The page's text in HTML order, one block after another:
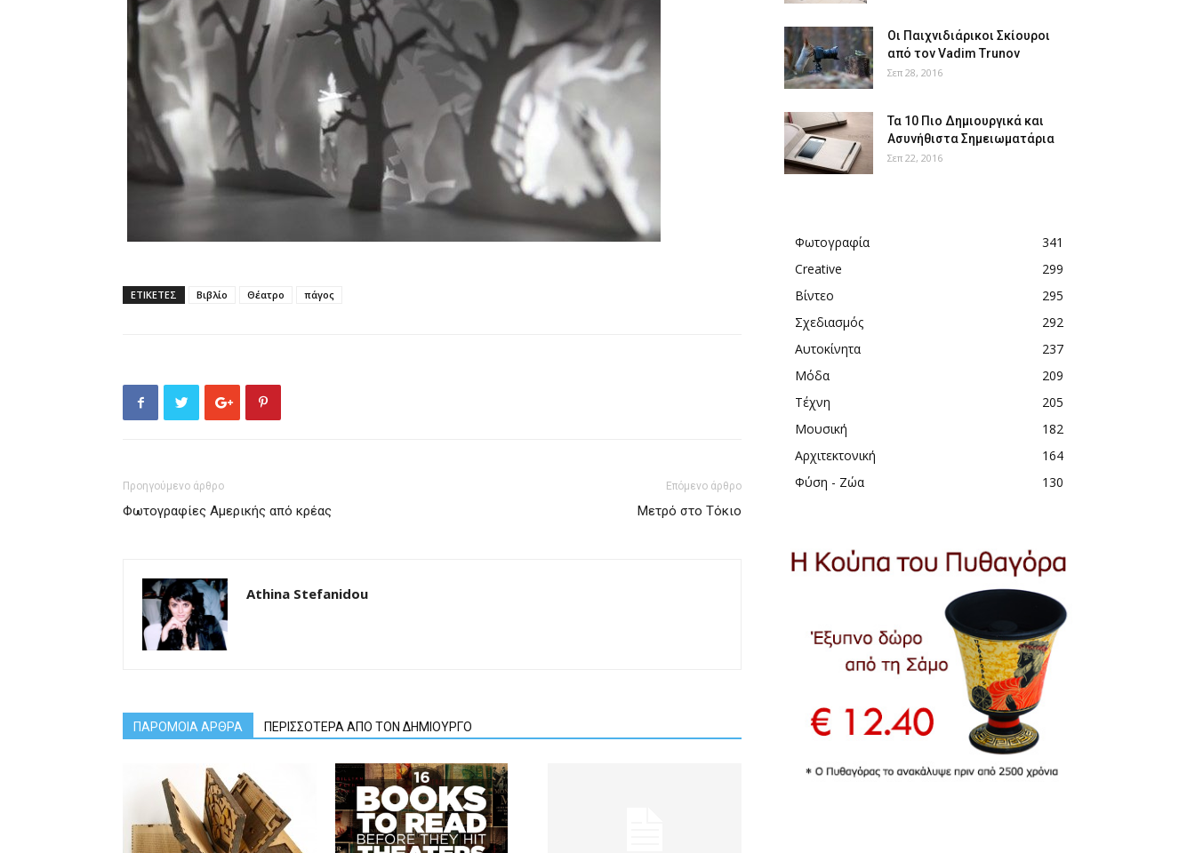
ΕΤΙΚΕΤΕΣ Βιβλίο Θέατρο πάγος
Προηγούμενο άρθρο
Φωτογραφίες Αμερικής από κρέας
Επόμενο άρθρο
Μετρό στο Τόκιο
Athina Stefanidou
ΠΑΡΟΜΟΙΑ ΑΡΘΡΑ ΠΕΡΙΣΣΟΤΕΡΑ ΑΠΟ ΤΟΝ ΔΗΜΙΟΥΡΓΟ
Οι Παιχνιδιάρικοι Σκίουροι
από τον Vadim Trunov
Σεπ 28, 2016
Τα 10 Πιο Δημιουργικά και
Ασυνήθιστα Σημειωματάρια
Σεπ 22, 2016
Φωτογραφία
341
Creative
299
Βίντεο
295
Σχεδιασμός
292
Αυτοκίνητα
237
Μόδα
209
Τέχνη
205
Μουσική
182
Αρχιτεκτονική
164
Φύση - Ζώα
130